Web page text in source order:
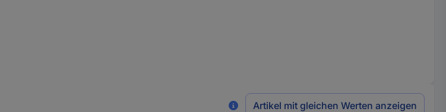
Artikel mit gleichen Werten anzeigen